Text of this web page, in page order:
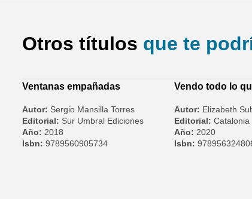
Otros títulos que te
Ventanas empañadas
Autor: Sergio Mansilla Torres
Editorial: Sur Umbral Ediciones
Año: 2018
Isbn: 9789560905734
Vendo todo lo
Autor: Elizabeth
Editorial: Catalonia
Año: 2020
Isbn: